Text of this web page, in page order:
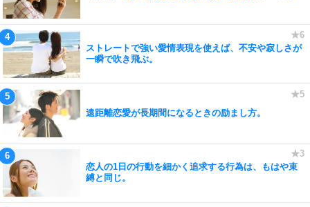
ストレートで強い愛情表現を使えば、不安や寂しさが
一瞬で吹き飛ぶ。
遠距離恋愛が長期間になるときの励まし方。
恋人の1日の行動を細かく追求する行為は、もはや束
縛と同じ。